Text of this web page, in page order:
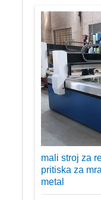
mali stroj za
pritiska za
metal